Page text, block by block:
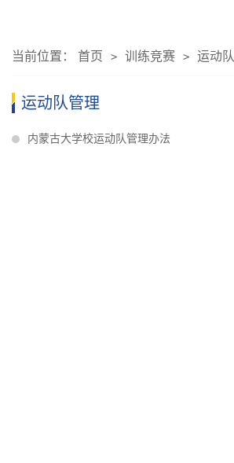
当前位置： 首页 > 训练竞赛 > 运动
运动队管理
内蒙古大学校运动队管理办法